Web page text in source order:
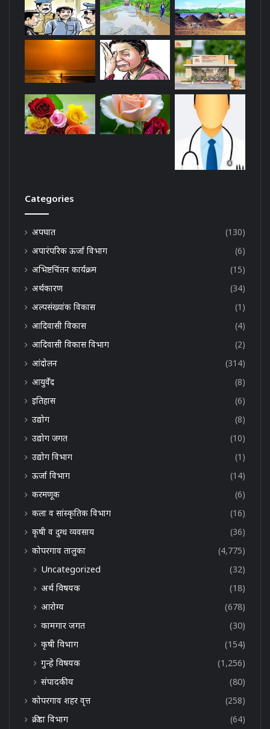
Categories
अपघात
(130)
अपारंपरिक ऊर्जा विभाग
(6)
अभिष्टचिंतन कार्यक्रम
(15)
अर्थकारण
(34)
अल्पसंख्यांक विकास
(1)
आदिवासी विकास
(4)
आदिवासी विकास विभाग
(2)
आंदोलन
(314)
आयुर्वेद
(8)
इतिहास
(6)
उद्योग
(8)
उद्योग जगत
(10)
उद्योग विभाग
(1)
ऊर्जा विभाग
(14)
करमणूक
(6)
कला व सांस्कृतिक विभाग
(16)
कृषी व दुग्ध व्यवसाय
(36)
कोपरगाव तालुका
(4,775)
Uncategorized
(32)
अर्थ विषयक
(18)
आरोग्य
(678)
कामगार जगत
(30)
कृषी विभाग
(154)
गुन्हे विषयक
(1,256)
संपादकीय
(80)
कोपरगाव शहर वृत्त
(258)
क्रीडा विभाग
(64)